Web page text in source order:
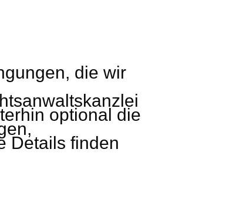
die wir
optional die
Details finden